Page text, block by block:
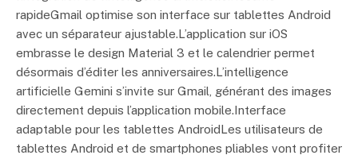
rapideGmail optimise son interface sur tablettes Android
avec un séparateur ajustable.L’application sur iOS
embrasse le design Material 3 et le calendrier permet
désormais d’éditer les anniversaires.L’intelligence
artificielle Gemini s’invite sur Gmail, générant des images
directement depuis l’application mobile.Interface
adaptable pour les tablettes AndroidLes utilisateurs de
tablettes Android et de smartphones pliables vont profiter